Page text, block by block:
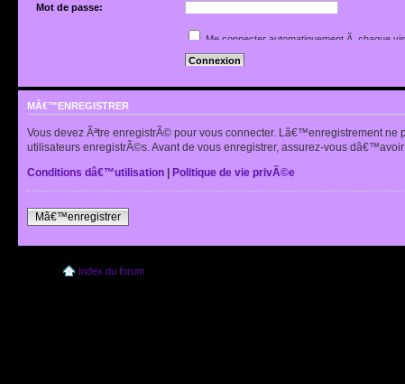
Mot de passe:
Renvoyer lâ€™e-mail de confirmation
Me connecter automatiquement Ã chaque
Cacher mon statut en ligne pour cette session
MÂ€™ENREGISTRER
Vous devez Ãªtre enregistrÃ© pour vous connecter. Lâ€™enregistrement
utilisateurs enregistrÃ©s. Avant de vous enregistrer, assurez-vous
Conditions dâ€™utilisation
Politique de vie privÃ©e
Mâ€™enregistrer
Index du forum